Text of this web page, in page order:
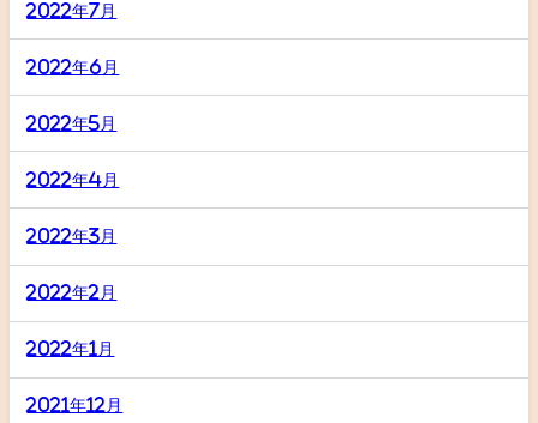
2022年7月
2022年6月
2022年5月
2022年4月
2022年3月
2022年2月
2022年1月
2021年12月